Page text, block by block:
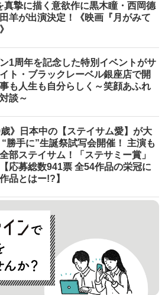
真摯に描く意欲作に黒木瞳・西岡德
羊が出演決定！《映画『月がみて
1周年を記念した特別イベントがサ
ト・ブラックレーベル銀座店で開
も人生も自分らしく～笑顔あふれ
談～
歳》日本中の【ステイサム愛】が大
勝手に”生誕祭試写会開催！ 主演も
部ステイサム！「ステサミー賞」
応募総数941票 全54作品の栄冠に
品とはー!?】